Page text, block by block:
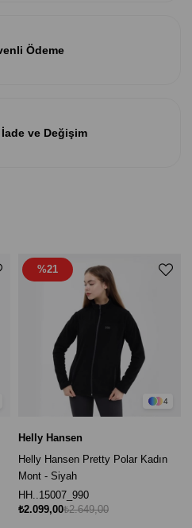
Ödeme
ve Değişim
4
Helly Hansen
Helly Hansen Pretty Polar Kadın
Mont - Siyah
HH..15007_990
₺2.099,00₺2.649,00
%21